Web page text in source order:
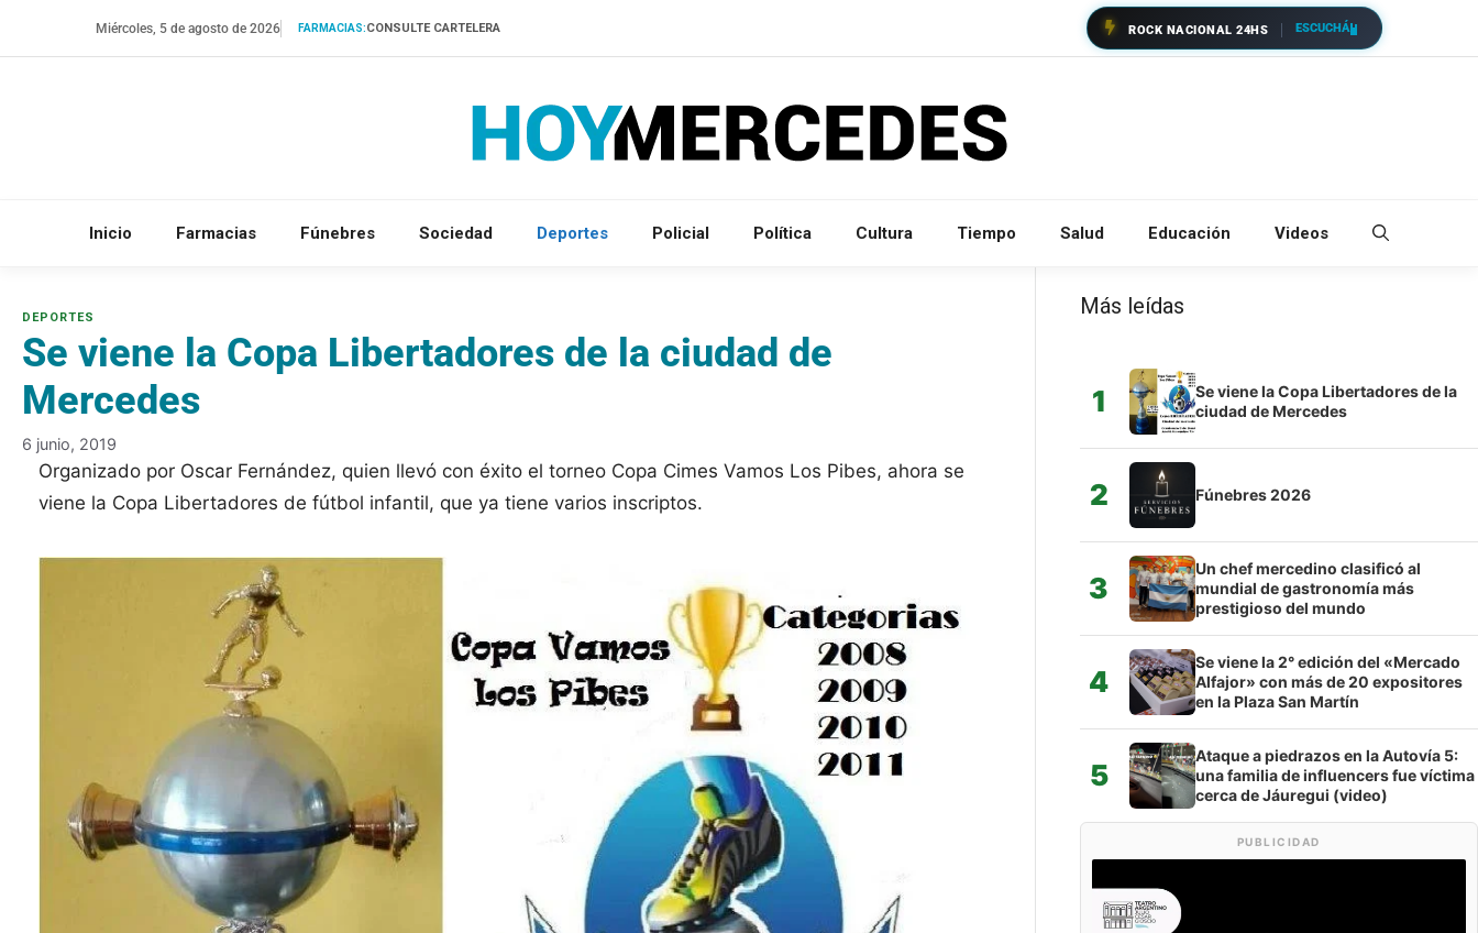
Miércoles, 5 de agosto de 2026 FARMACIAS:CONSULTE CARTELERA ROCK NACIONAL 24HS ESCUCHÁ
Inicio Farmacias Fúnebres Sociedad Deportes Policial Política Cultura Tiempo Salud Educación Videos
Se viene la Copa Libertadores de la ciudad de
Mercedes
6 junio, 2019
Organizado por Oscar Fernández, quien llevó con éxito el torneo Copa Cimes Vamos Los Pibes, ahora se
viene la Copa Libertadores de fútbol infantil, que ya tiene varios inscriptos.
Más leídas
1
Se viene la Copa Libertadores de la
ciudad de Mercedes
2 Fúnebres 2026
3
Un chef mercedino clasificó al
mundial de gastronomía más
prestigioso del mundo
4
Se viene la 2° edición del «Mercado
Alfajor» con más de 20 expositores
en la Plaza San Martín
5
Ataque a piedrazos en la Autovía 5:
una familia de influencers fue víctima
cerca de Jáuregui (video)
PUBLICIDAD